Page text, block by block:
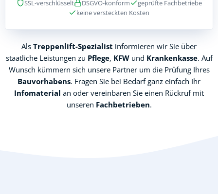
SSL-verschlüsselt DSGVO-konform
geprüfte Fachbetriebe
keine versteckten Kosten
Als Treppenlift-Spezialist informieren wir Sie über
staatliche Leistungen zu Pflege, KFWund Krankenkasse. Auf
Wunsch kümmern sich unsere Partner um die Prüfung Ihres
Bauvorhabens. Fragen Sie bei Bedarf ganz einfach Ihr
Infomaterial an oder vereinbaren Sie einen Rückruf mit
unseren Fachbetrieben.